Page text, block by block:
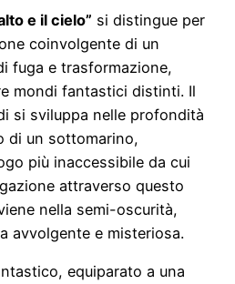
e il cielo” si distingue per
coinvolgente di un
fuga e trasformazione,
mondi fantastici distinti. Il
si sviluppa nelle profondità
di un sottomarino,
più inaccessibile da cui
attraverso questo
nella semi-oscurità,
avvolgente e misteriosa.
equiparato a una